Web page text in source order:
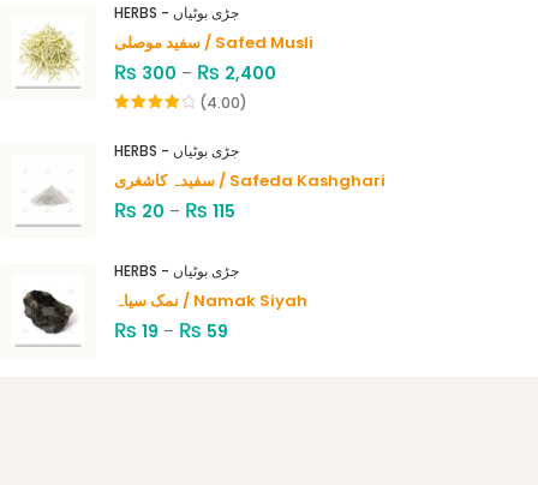
HERBS - جڑی بوٹیاں
سفید موصلی / Safed Musli
₨ 300 – ₨ 2,400
of 5
(4.00)
HERBS - جڑی بوٹیاں
سفیدہ کاشغری / Safeda Kashghari
₨ 20 – ₨ 115
HERBS - جڑی بوٹیاں
نمک سیاہ / Namak Siyah
₨ 19 – ₨ 59